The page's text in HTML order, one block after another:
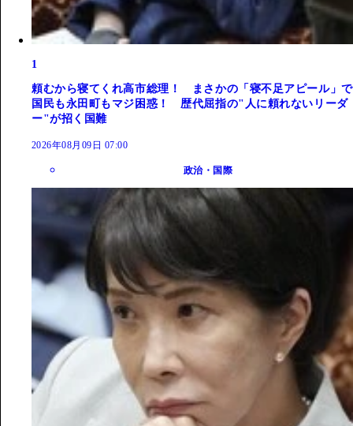
1
頼むから寝てくれ高市総理！ まさかの「寝不足アピール」で
国民も永田町もマジ困惑！ 歴代屈指の"人に頼れないリーダ
ー"が招く国難
2026年08月09日 07:00
政治・国際